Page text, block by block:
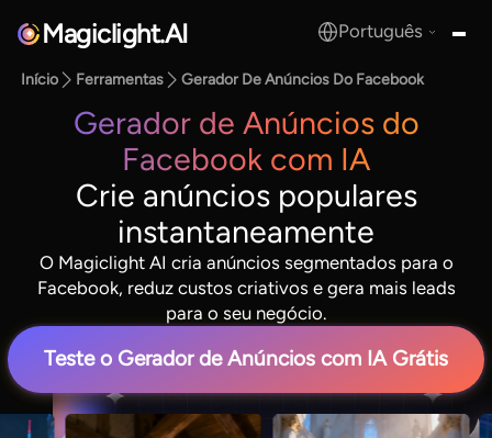
Magiclight.AI Português
Início Ferramentas Gerador De Anúncios Do Facebook
Gerador de Anúncios do
Facebook com IA
Crie anúncios populares
instantaneamente
O Magiclight AI cria anúncios segmentados para o
Facebook, reduz custos criativos e gera mais leads
para o seu negócio.
Teste o Gerador de Anúncios com IA Grátis